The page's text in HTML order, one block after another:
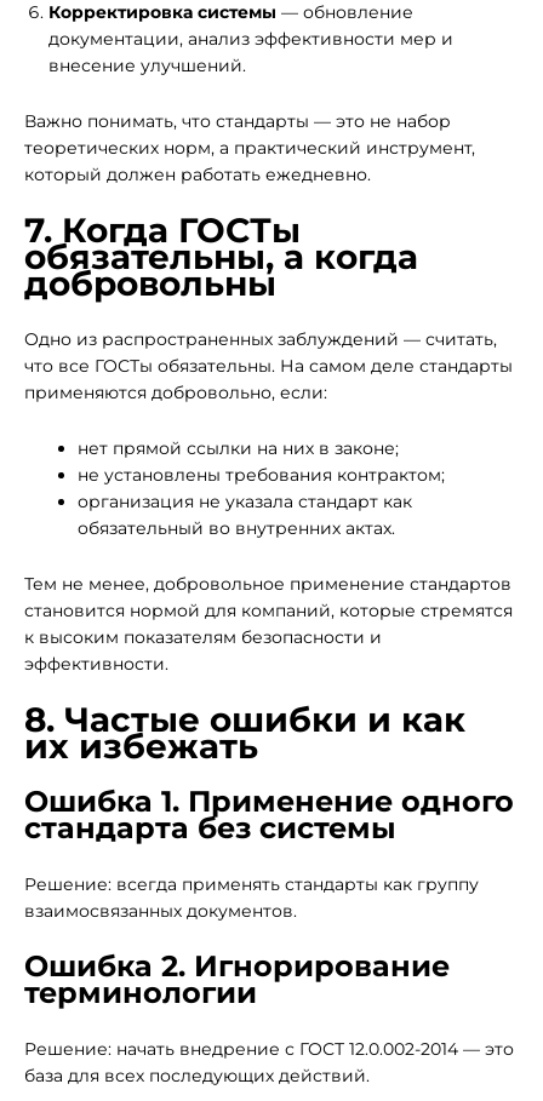
Корректировка системы — обновление
документации, анализ эффективности мер и
внесение улучшений.
Важно понимать, что стандарты — это не набор
теоретических норм, а практический инструмент,
который должен работать ежедневно.
7. Когда ГОСТы
обязательны, а когда
добровольны
Одно из распространенных заблуждений — считать,
что все ГОСТы обязательны. На самом деле стандарты
применяются добровольно, если:
нет прямой ссылки на них в законе;
не установлены требования контрактом;
организация не указала стандарт как
обязательный во внутренних актах.
Тем не менее, добровольное применение стандартов
становится нормой для компаний, которые стремятся
к высоким показателям безопасности и
эффективности.
8. Частые ошибки и как
их избежать
Ошибка 1. Применение одного
стандарта без системы
Решение: всегда применять стандарты как группу
взаимосвязанных документов.
Ошибка 2. Игнорирование
терминологии
Решение: начать внедрение с ГОСТ 12.0.002-2014 — это
база для всех последующих действий.